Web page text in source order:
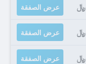
عرض الصفقة
عرض الصفقة
عرض الصفقة